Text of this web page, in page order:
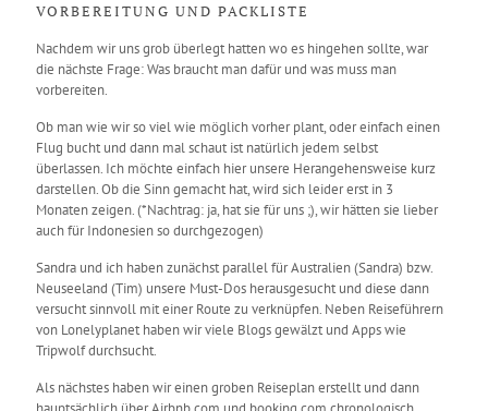
VORBEREITUNG UND PACKLISTE
Nachdem wir uns grob überlegt hatten wo es hingehen sollte, war
die nächste Frage: Was braucht man dafür und was muss man
vorbereiten.
Ob man wie wir so viel wie möglich vorher plant, oder einfach einen
Flug bucht und dann mal schaut ist natürlich jedem selbst
überlassen. Ich möchte einfach hier unsere Herangehensweise kurz
darstellen. Ob die Sinn gemacht hat, wird sich leider erst in 3
Monaten zeigen. (*Nachtrag: ja, hat sie für uns ;), wir hätten sie lieber
auch für Indonesien so durchgezogen)
Sandra und ich haben zunächst parallel für Australien (Sandra) bzw.
Neuseeland (Tim) unsere Must-Dos herausgesucht und diese dann
versucht sinnvoll mit einer Route zu verknüpfen. Neben Reiseführern
von Lonelyplanet haben wir viele Blogs gewälzt und Apps wie
Tripwolf durchsucht.
Als nächstes haben wir einen groben Reiseplan erstellt und dann